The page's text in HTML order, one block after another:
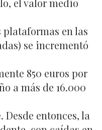
el valor medio
en las
se incrementó
850 euros por
a más de 16.000
entonces, la